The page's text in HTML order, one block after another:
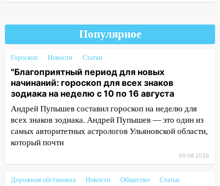
урагана 8 августа
16:38 Прогноз погоды в Ульяновской
области на 9 августа
16:34 Из-за мощной непогоды в
Ульяновске отменили фестиваль «Наше
время»
16:17 Мелекесский район первым в
Ульяновской области намолотил более
100 тысяч тонн зерна
тысяч заявлений
Популярное
Гороскоп Новости Статьи
"Благоприятный период для новых
начинаний: гороскоп для всех знаков
зодиака на неделю с 10 по 16 августа
Андрей Пупышев составил гороскоп на неделю для
всех знаков зодиака. Андрей Пупышев — это один из
самых авторитетных астрологов Ульяновской области,
который почти
09.08.2026
Дорожная обстановка Новости Общество
Статьи